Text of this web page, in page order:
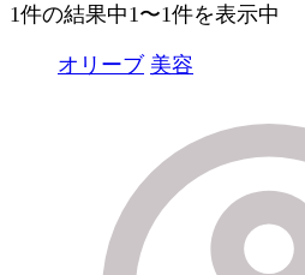
1件の結果中1〜1件を表示中
オリーブ 美容